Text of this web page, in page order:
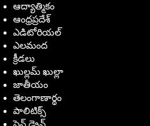
ఆద్యాత్మికం
ఆంధ్రప్రదేశ్
ఎడిటోరియల్
ఎలమంద
క్రీడలు
ఖుల్లమ్ ఖుల్లా
జాతీయం
తెలంగాణార్థం
పాలిటిక్స్
పెన్ డ్రైవ్